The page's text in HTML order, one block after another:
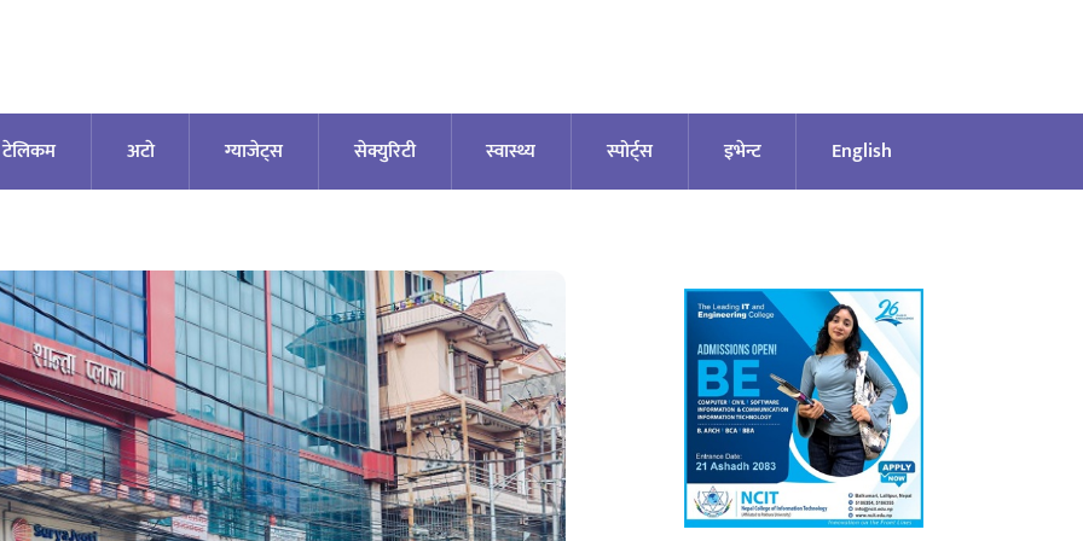
टेलिकम अटाे ग्याजेट्स सेक्युरिटी स्वास्थ्य स्पोर्ट्स इभेन्ट English